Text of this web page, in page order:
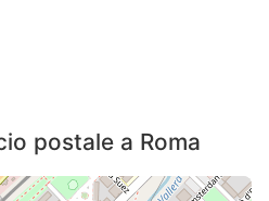
postale a Roma